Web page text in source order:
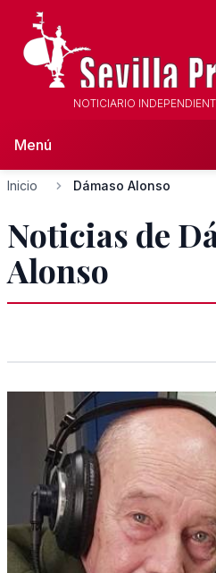
NOTICIARIO
Menú
Inicio Dámaso Alonso
Noticias de
Alonso